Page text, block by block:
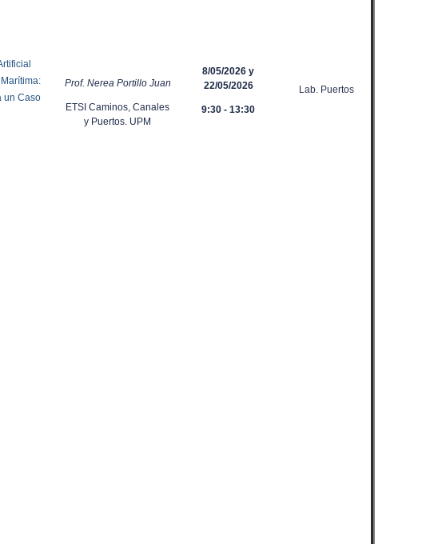
un Caso
Prof. Nerea Portillo Juan
ETSI Caminos, Canales
y Puertos. UPM
8/05/2026 y
22/05/2026
9:30 - 13:30
Lab. Puertos